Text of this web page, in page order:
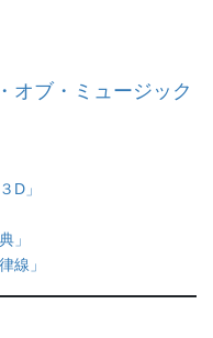
オブ・ミュージック
D」
」
線」